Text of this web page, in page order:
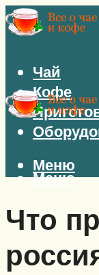
Чай
Кофе
Меню
Меню
Что